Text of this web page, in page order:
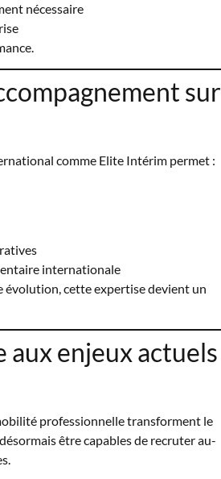
nécessaire
sur
comme Elite Intérim permet :
internationale
évolution, cette expertise devient un
aux enjeux actuels
professionnelle transforment le
être capables de recruter au-